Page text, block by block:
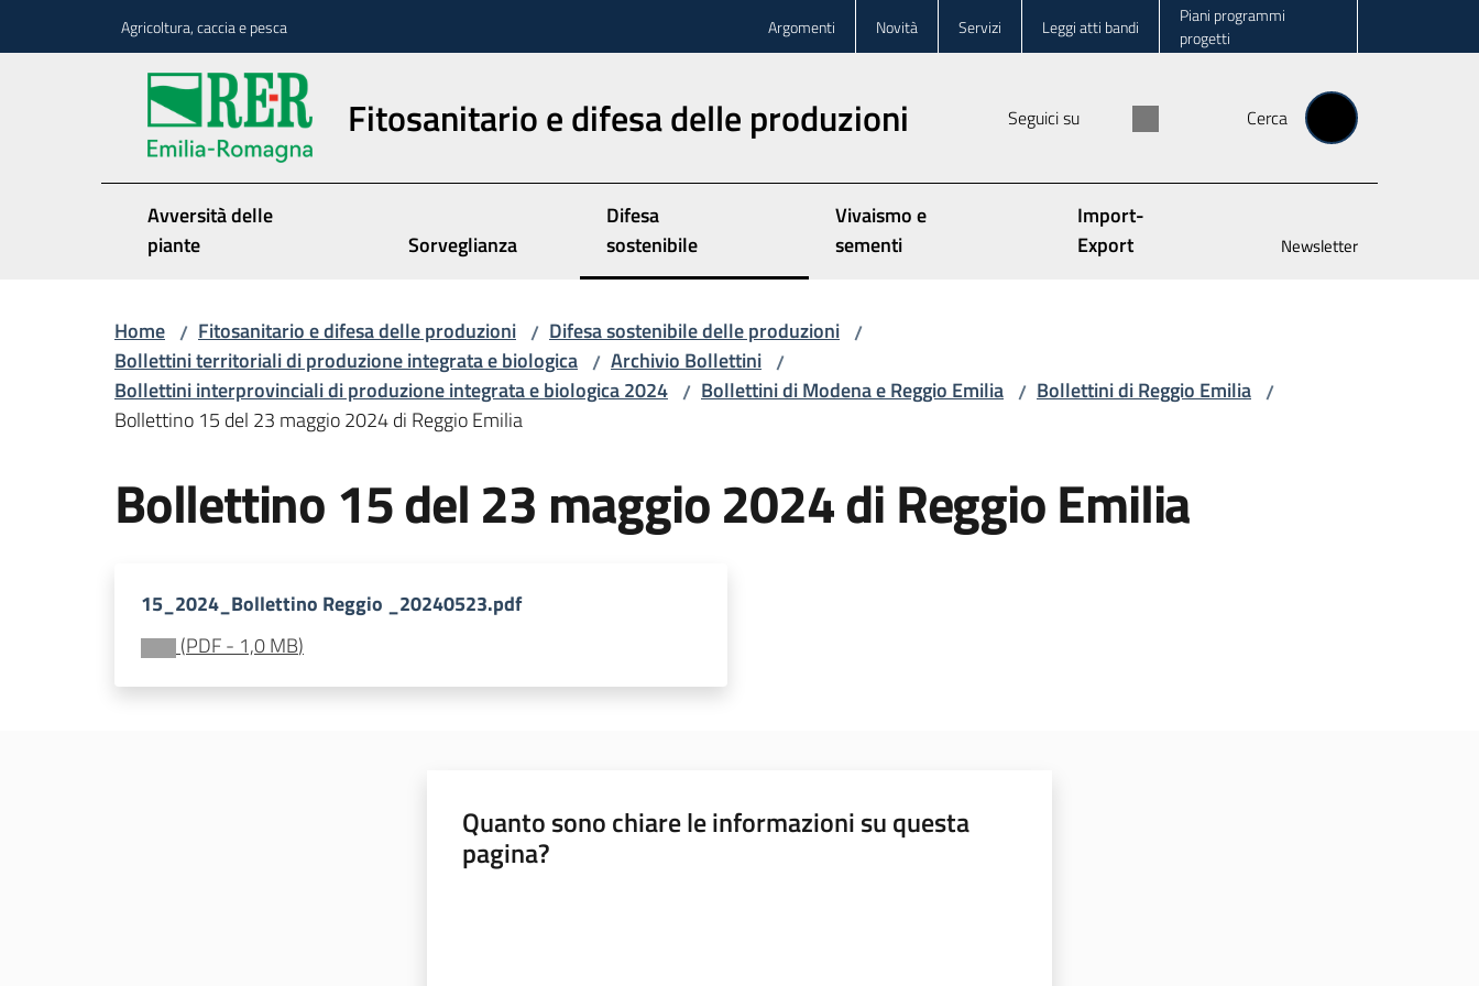
Agricoltura, caccia e pesca Argomenti Novità Servizi Leggi atti bandi
Piani programmi
progetti
Fitosanitario e difesa delle produzioni Seguici su Cerca
Avversità delle
piante
Sorveglianza
Difesa
sostenibile
Vivaismo e
sementi
Import-
Export
Newsletter
Home / Fitosanitario e difesa delle produzioni / Difesa sostenibile delle produzioni /
Bollettini territoriali di produzione integrata e biologica / Archivio Bollettini /
Bollettini interprovinciali di produzione integrata e biologica 2024 / Bollettini di Modena e Reggio Emilia / Bollettini di Reggio Emilia /
Bollettino 15 del 23 maggio 2024 di Reggio Emilia
Bollettino 15 del 23 maggio 2024 di Reggio Emilia
15_2024_Bollettino Reggio _20240523.pdf
(PDF- 1,0 MB)
Quanto sono chiare le informazioni su questa
pagina?